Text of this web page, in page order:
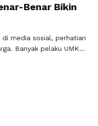
Benar Bikin
media sosial, perhatian
Banyak pelaku UMKM
bernilai & visual